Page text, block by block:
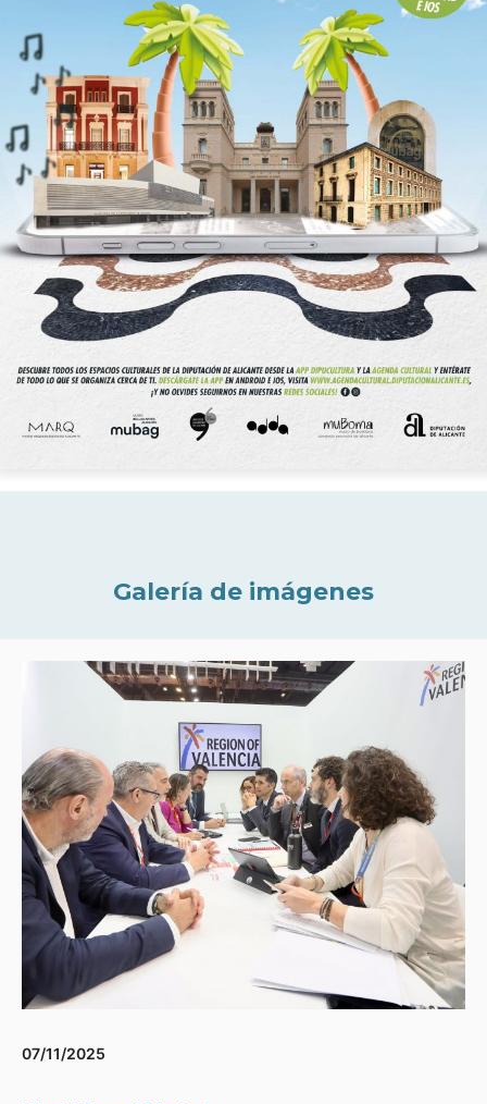
Galería de imágenes
07/11/2025